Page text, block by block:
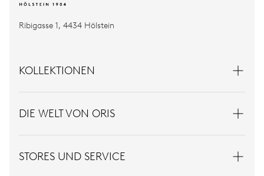
Ribigasse 1, 4434 Hölstein
KOLLEKTIONEN
DIE WELT VON ORIS
STORES UND SERVICE